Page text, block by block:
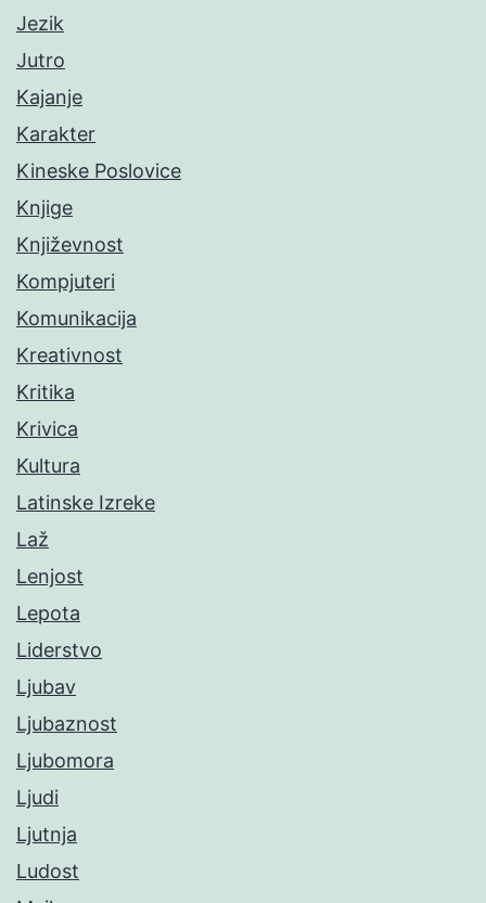
Jezik
Jutro
Kajanje
Karakter
Kineske Poslovice
Knjige
Književnost
Kompjuteri
Komunikacija
Kreativnost
Kritika
Krivica
Kultura
Latinske Izreke
Laž
Lenjost
Lepota
Liderstvo
Ljubav
Ljubaznost
Ljubomora
Ljudi
Ljutnja
Ludost